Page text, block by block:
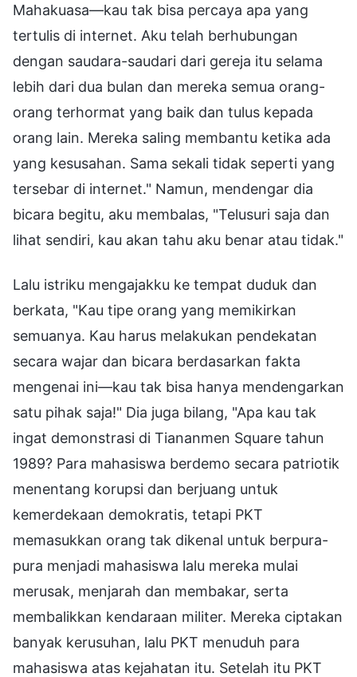
Mahakuasa—kau tak bisa percaya apa yang
tertulis di internet. Aku telah berhubungan
dengan saudara-saudari dari gereja itu selama
lebih dari dua bulan dan mereka semua orang-
orang terhormat yang baik dan tulus kepada
orang lain. Mereka saling membantu ketika ada
yang kesusahan. Sama sekali tidak seperti yang
tersebar di internet." Namun, mendengar dia
bicara begitu, aku membalas, "Telusuri saja dan
lihat sendiri, kau akan tahu aku benar atau tidak."
Lalu istriku mengajakku ke tempat duduk dan
berkata, "Kau tipe orang yang memikirkan
semuanya. Kau harus melakukan pendekatan
secara wajar dan bicara berdasarkan fakta
mengenai ini—kau tak bisa hanya mendengarkan
satu pihak saja!" Dia juga bilang, "Apa kau tak
ingat demonstrasi di Tiananmen Square tahun
1989? Para mahasiswa berdemo secara patriotik
menentang korupsi dan berjuang untuk
kemerdekaan demokratis, tetapi PKT
memasukkan orang tak dikenal untuk berpura-
pura menjadi mahasiswa lalu mereka mulai
merusak, menjarah dan membakar, serta
membalikkan kendaraan militer. Mereka ciptakan
banyak kerusuhan, lalu PKT menuduh para
mahasiswa atas kejahatan itu. Setelah itu PKT